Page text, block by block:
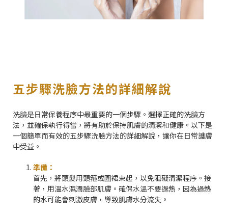
五步驟洗臉方法的詳細解說
洗臉是日常保養程序中最重要的一個步驟。選擇正確的洗臉方
法，並確保執行得當，將有助於保持肌膚的清潔和健康。以下是
一個簡單而有效的五步驟洗臉方法的詳細解說，讓你在日常護膚
中受益。
準備：
首先，將頭髮用頭箍或圍裙束起，以免阻礙清潔程序。接
著，用溫水濕潤臉部肌膚。確保水溫不要過熱，因為過熱
的水可能會刺激皮膚，導致肌膚水分流失。